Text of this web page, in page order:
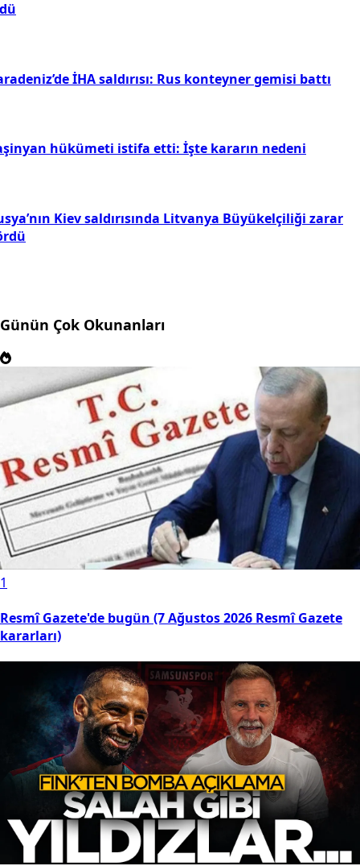
İHA saldırısı: Rus konteyner gemisi battı
hükümeti istifa etti: İşte kararın nedeni
Kiev saldırısında Litvanya Büyükelçiliği zarar
Günün Çok Okunanları
1
Resmî Gazete'de bugün (7 Ağustos 2026 Resmî Gazete
kararları)